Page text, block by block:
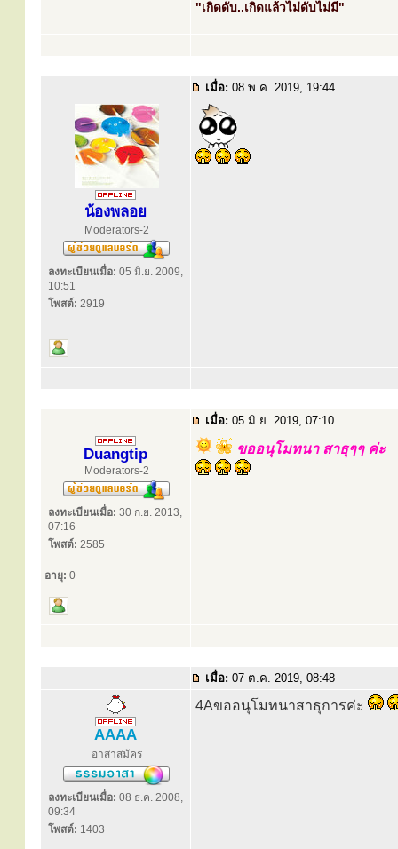
"เกิดดับ..เกิดแล้วไม่ดับไม่มี"
เมื่อ: 08 พ.ค. 2019, 19:44
น้องพลอย
Moderators-2
ลงทะเบียนเมื่อ: 05 มิ.ย. 2009,
10:51
โพสต์: 2919
เมื่อ: 05 มิ.ย. 2019, 07:10
Duangtip
Moderators-2
ลงทะเบียนเมื่อ: 30 ก.ย. 2013,
07:16
โพสต์: 2585
อายุ: 0
ขออนุโมทนา สาธุๆๆ ค่ะ
เมื่อ: 07 ต.ค. 2019, 08:48
AAAA
อาสาสมัคร
ลงทะเบียนเมื่อ: 08 ธ.ค. 2008,
09:34
โพสต์: 1403
4Aขออนุโมทนาสาธุการค่ะ